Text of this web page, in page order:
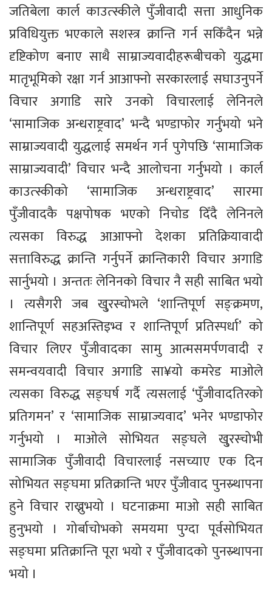
जतिबेला कार्ल काउत्स्कीले पुँजीवादी सत्ता आधुनिक
प्रविधियुक्त भएकाले सशस्त्र क्रान्ति गर्न सकिँदैन भन्ने
दृष्टिकोण बनाए साथै साम्राज्यवादीहरूबीचको युद्धमा
मातृभूमिको रक्षा गर्न आआफ्नो सरकारलाई सघाउनुपर्ने
विचार अगाडि सारे उनको विचारलाई लेनिनले
‘सामाजिक अन्धराष्ट्रवाद’ भन्दै भण्डाफोर गर्नुभयो भने
साम्राज्यवादी युद्धलाई समर्थन गर्न पुगेपछि ‘सामाजिक
साम्राज्यवादी’ विचार भन्दै आलोचना गर्नुभयो । कार्ल
काउत्स्कीको ‘सामाजिक अन्धराष्ट्रवाद’ सारमा
पुँजीवादकै पक्षपोषक भएको निचोड दिँदै लेनिनले
त्यसका विरुद्ध आआफ्नो देशका प्रतिक्रियावादी
सत्ताविरुद्ध क्रान्ति गर्नुपर्ने क्रान्तिकारी विचार अगाडि
सार्नुभयो । अन्ततः लेनिनको विचार नै सही साबित भयो
। त्यसैगरी जब खु्रस्चोभले ‘शान्तिपूर्ण सङ्क्रमण,
शान्तिपूर्ण सहअस्तिइभ्व र शान्तिपूर्ण प्रतिस्पर्धा’ को
विचार लिएर पुँजीवादका सामु आत्मसमर्पणवादी र
समन्वयवादी विचार अगाडि सा¥यो कमरेड माओले
त्यसका विरुद्ध सङ्घर्ष गर्दै त्यसलाई ‘पुँजीवादतिरको
प्रतिगमन’ र ‘सामाजिक साम्राज्यवाद’ भनेर भण्डाफोर
गर्नुभयो । माओले सोभियत सङ्घले खु्रस्चोभी
सामाजिक पुँजीवादी विचारलाई नसच्याए एक दिन
सोभियत सङ्घमा प्रतिक्रान्ति भएर पुँजीवाद पुनस्र्थापना
हुने विचार राख्नुभयो । घटनाक्रमा माओ सही साबित
हुनुभयो । गोर्बाचोभको समयमा पुग्दा पूर्वसोभियत
सङ्घमा प्रतिक्रान्ति पूरा भयो र पुँजीवादको पुनस्र्थापना
भयो ।